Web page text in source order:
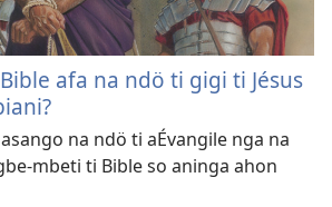
afa na ndö ti gigi ti Jésus
na ndö ti aÉvangile nga na
mbeti ti Bible so aninga ahon